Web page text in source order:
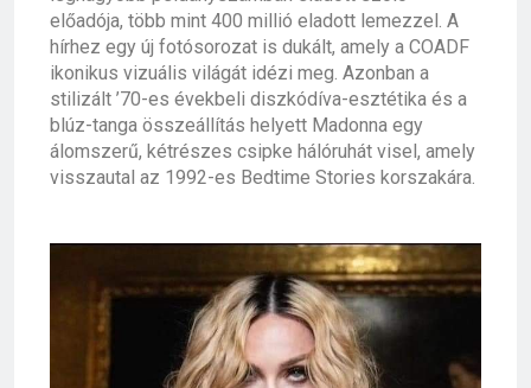
előadója, több mint 400 millió eladott lemezzel. A
hírhez egy új fotósorozat is dukált, amely a COADF
ikonikus vizuális világát idézi meg. Azonban a
stilizált ’70-es évekbeli diszkódíva-esztétika és a
blúz-tanga összeállítás helyett Madonna egy
álomszerű, kétrészes csipke hálóruhát visel, amely
visszautal az 1992-es Bedtime Stories korszakára.